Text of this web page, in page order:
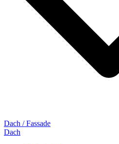
Dach / Fassade
Dach